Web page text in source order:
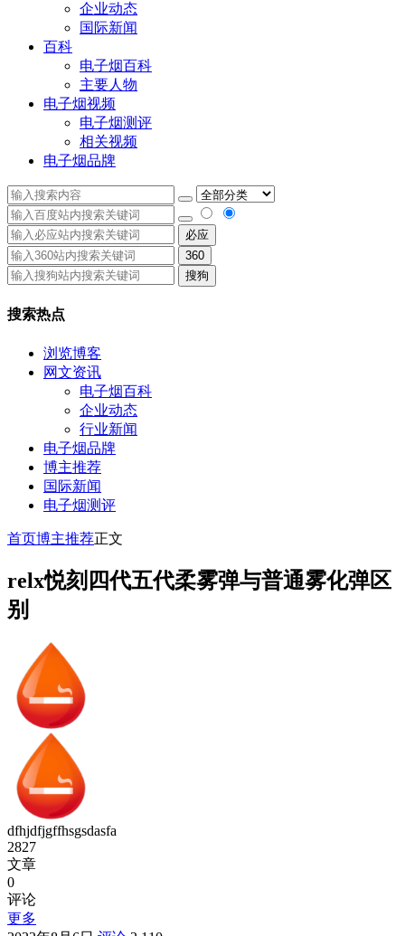
企业动态
国际新闻
百科
电子烟百科
主要人物
电子烟视频
电子烟测评
相关视频
电子烟品牌
必应
360
搜狗
搜索热点
浏览博客
网文资讯
电子烟百科
企业动态
行业新闻
电子烟品牌
博主推荐
国际新闻
电子烟测评
首页博主推荐正文
relx悦刻四代五代柔雾弹与普通雾化弹区
别
dfhjdfjgffhsgsdasfa
2827
文章
0
评论
更多